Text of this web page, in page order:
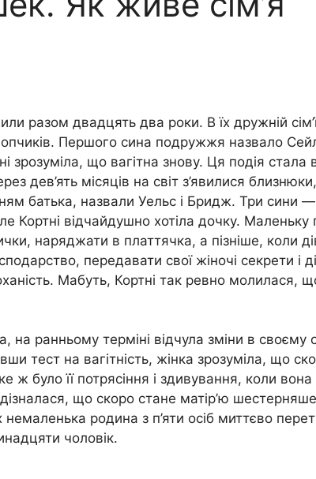
разом двадцять два роки. В їх дружній
Першого сина подружжя назвало
зрозуміла, що вагітна знову. Ця подія стала
дев’ять місяців на світ з’явилися
батька, назвали Уельс і Бридж. Три сини
Кортні відчайдушно хотіла дочку. Маленьку
наряджати в платтячка, а пізніше, коли
передавати свої жіночі секрети і
Мабуть, Кортні так ревно молилася,
на ранньому терміні відчула зміни в своєму
тест на вагітність, жінка зрозуміла, що
ж було її потрясіння і здивування, коли
що скоро стане матір’ю
немаленька родина з п’яти осіб миттєво
чоловік.